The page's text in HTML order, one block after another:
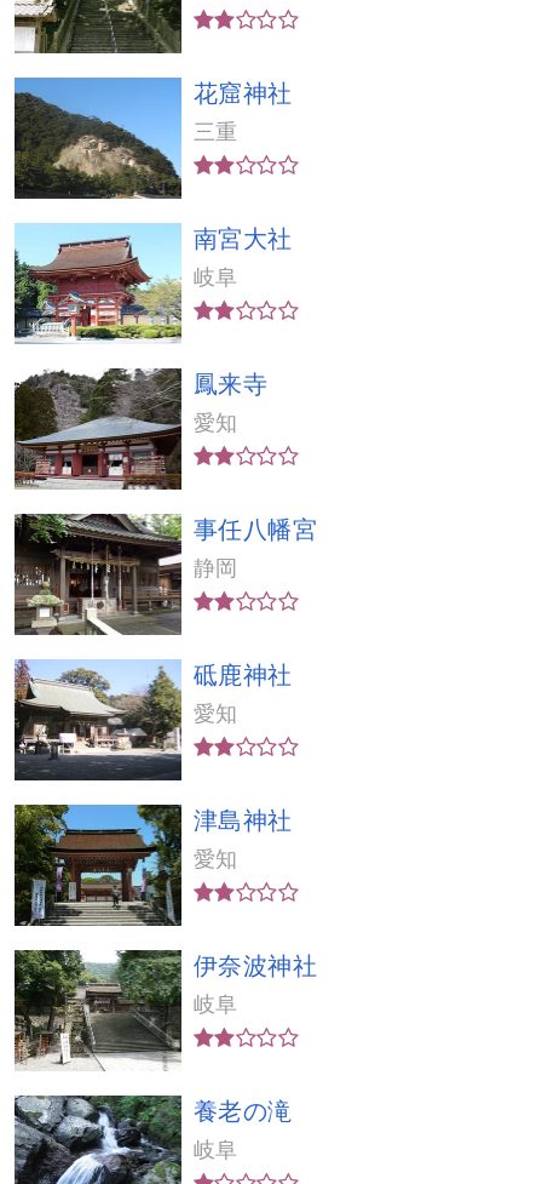
花窟神社
三重
南宮大社
岐阜
鳳来寺
愛知
事任八幡宮
静岡
砥鹿神社
愛知
津島神社
愛知
伊奈波神社
岐阜
養老の滝
岐阜